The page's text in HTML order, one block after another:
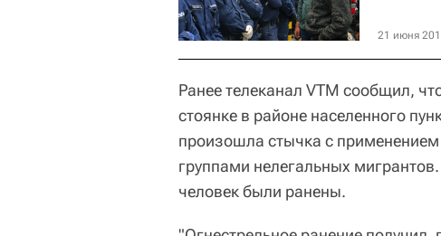
21 июня
Ранее телеканал VTM сообщил,
стоянке в районе населенного
произошла стычка с
группами нелегальных
человек были ранены.